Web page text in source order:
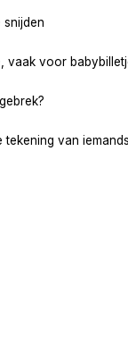
snijden
vaak voor
tekening van